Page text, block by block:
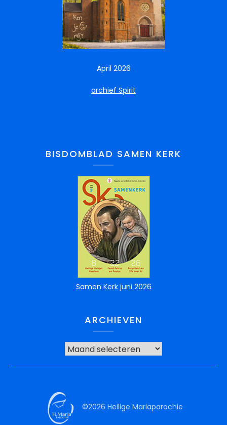
April 2026
archief Spirit
BISDOMBLAD SAMEN KERK
Samen Kerk juni 2026
ARCHIEVEN
©2026 Heilige Mariaparochie